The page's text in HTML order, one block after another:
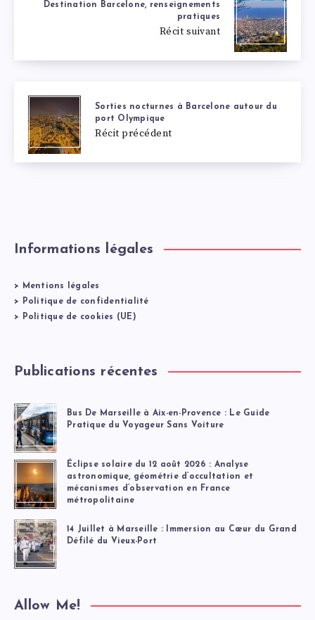
Destination Barcelone, renseignements
pratiques
Récit suivant
Sorties nocturnes à Barcelone autour du
port Olympique
Récit précédent
Informations légales
>
Mentions légales
>
Politique de confidentialité
>
Politique de cookies (UE)
Publications récentes
Bus De Marseille à Aix-en-Provence : Le Guide
Pratique du Voyageur Sans Voiture
Éclipse solaire du 12 août 2026 : Analyse
astronomique, géométrie d’occultation et
mécanismes d’observation en France
métropolitaine
14 Juillet à Marseille : Immersion au Cœur du Grand
Défilé du Vieux-Port
Allow Me!